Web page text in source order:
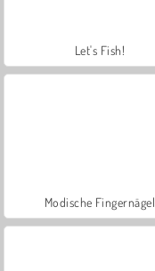
Let's Fish!
Modische Fingernägel